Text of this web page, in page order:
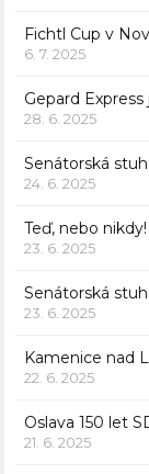
Fichtl Cup v
6. 7. 2025
Gepard
28. 6. 2025
Senátorská
24. 6. 2025
Teď, nebo
23. 6. 2025
Senátorská
23. 6. 2025
Kamenice nad
22. 6. 2025
Oslava 150 let
21. 6. 2025